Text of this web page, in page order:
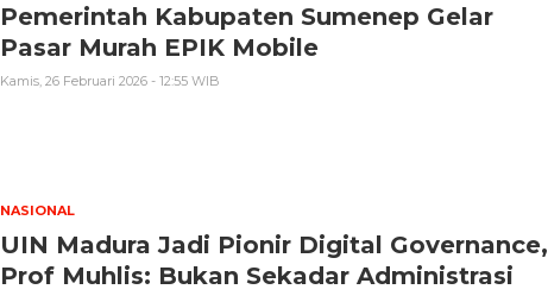
Pemerintah Kabupaten Sumenep Gelar
Pasar Murah EPIK Mobile
Kamis, 26 Februari 2026 - 12:55 WIB
NASIONAL
UIN Madura Jadi Pionir Digital Governance,
Prof Muhlis: Bukan Sekadar Administrasi